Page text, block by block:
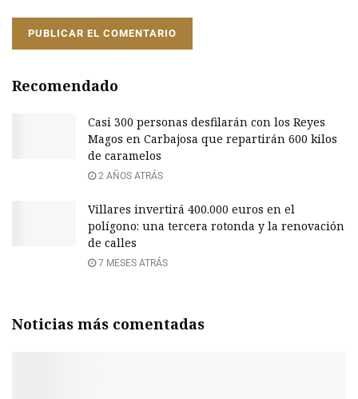
Recomendado
Casi 300 personas desfilarán con los Reyes
Magos en Carbajosa que repartirán 600 kilos
de caramelos
2 AÑOS ATRÁS
Villares invertirá 400.000 euros en el
polígono: una tercera rotonda y la renovación
de calles
7 MESES ATRÁS
Noticias más comentadas